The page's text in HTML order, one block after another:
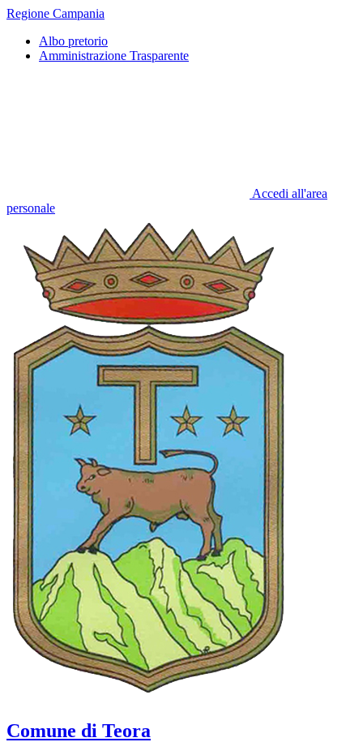
Regione Campania
Albo pretorio
Amministrazione Trasparente
Accedi all'area
personale
Comune di Teora